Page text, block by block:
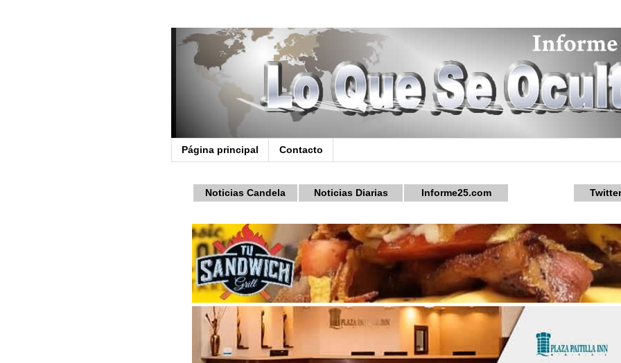
Página principal Contacto
Noticias Candela Noticias Diarias Informe25.com